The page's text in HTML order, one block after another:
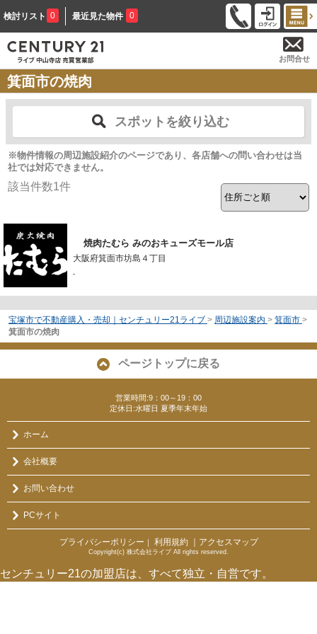
検討リスト 0 最近見た物件 0
お問合せ
箕面市の焼肉
スポットを絞り込む
※物件情報の周辺施設紹介のページであり、各店舗への問い合わせは当
社では対応できません。
該当件数1件
焼肉たむら みのおキューズモール店
大阪府箕面市坊島４丁目
-
宝塚市で不動産購入・売却｜センチュリー21ライブ > 周辺施設案内 > 箕面市 >
箕面市の焼肉
ページトップに戻る
営業時間:9：00～19：00
定休日:水曜日 夏季年末年始
ホーム
会社概要
お問い合わせ
PCサイト
プライバシーポリシー ｜ 利用規約 ｜アクセスマップ
Copyright(c) 株式会社ライブ All rights reserved.
センチュリー21の加盟店は、すべて独立・自営です。